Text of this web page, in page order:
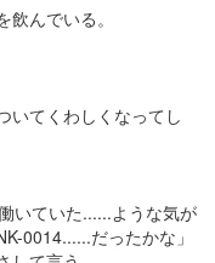
んでいる。
いてくわしくなってし
いていた......ような気が
0014......だったかな」